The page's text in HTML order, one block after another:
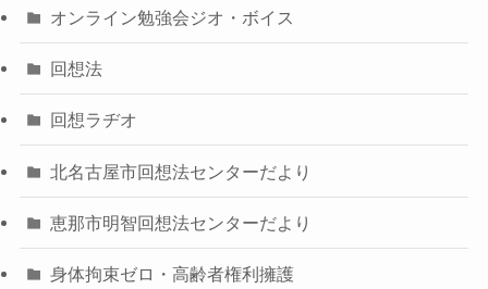
オンライン勉強会ジオ・ボイス
回想法
回想ラヂオ
北名古屋市回想法センターだより
恵那市明智回想法センターだより
身体拘束ゼロ・高齢者権利擁護